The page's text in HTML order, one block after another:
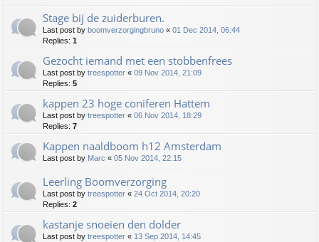
Stage bij de zuiderburen.
Last post by boomverzorgingbruno « 01 Dec 2014, 06:44
Replies: 1
Gezocht iemand met een stobbenfrees
Last post by treespotter « 09 Nov 2014, 21:09
Replies: 5
kappen 23 hoge coniferen Hattem
Last post by treespotter « 06 Nov 2014, 18:29
Replies: 7
Kappen naaldboom h12 Amsterdam
Last post by Marc « 05 Nov 2014, 22:15
Leerling Boomverzorging
Last post by treespotter « 24 Oct 2014, 20:20
Replies: 2
kastanje snoeien den dolder
Last post by treespotter « 13 Sep 2014, 14:45